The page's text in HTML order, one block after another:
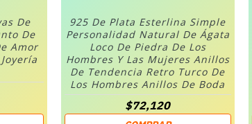
De
De
Amor
925 De Plata Esterlina Simple
Personalidad Natural De Ágata
Loco De Piedra De Los
Hombres Y Las Mujeres Anillos
De Tendencia Retro Turco De
Los Hombres Anillos De Boda
$72,120